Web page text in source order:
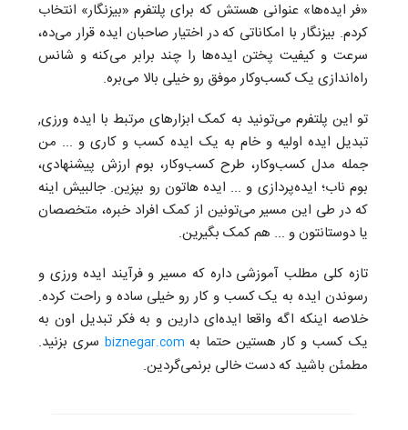
«فر ایده‌ها» عنوانی هستش که برای پلتفرم «بیزنگار» انتخاب
کردم. بیزنگار با امکاناتی که در اختیار صاحبان ایده قرار می‌ده،
سرعت و کیفیت پختن ایده‌ها را چند برابر می‌کنه و شانس
راه‌اندازی یک کسب‌وکار موفق رو خیلی بالا می‌بره.
تو این پلتفرم می‌تونید به کمک ابزارهای مرتبط با ایده ورزی,
تبدیل ایده اولیه و خام به یک ایده کسب و کاری و ... من
جمله مدل کسب‌وکار، طرح کسب‌و‌کار، بوم ارزش پیشنهادی،
بوم ناب؛ ایده‌پردازی و ... ایده هاتون رو بپزین. جالبیش اینه
که در طی این مسیر می‌تونین از کمک افراد خبره، متخصصان
یا دوستانتون و ... هم کمک بگیرین.
تازه کلی مطلب آموزشی داره که مسیر و فرآیند ایده ورزی و
رسوندن ایده به یک کسب و کار رو خیلی ساده و راحت کرده.
خلاصه اینکه اگه واقعا ایده‌ای دارین و به فکر تبدیل اون به
یک کسب و کار هستین حتما به biznegar.com سری بزنید.
مطمئن باشید که دست خالی برنمی‌گردین.